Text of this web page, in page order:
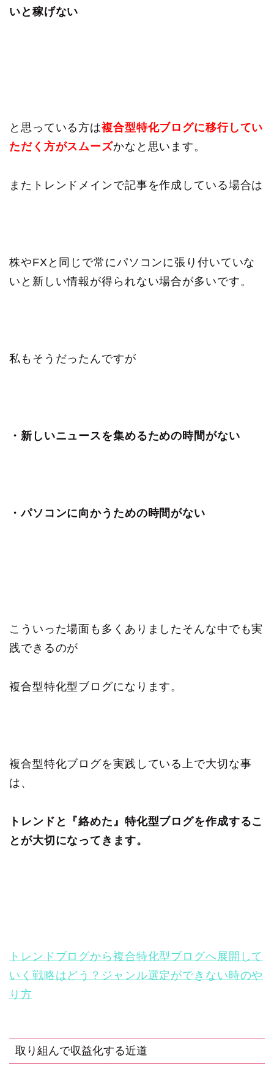
いと稼げない
と思っている方は複合型特化ブログに移行してい
ただく方がスムーズかなと思います。
またトレンドメインで記事を作成している場合は
株やFXと同じで常にパソコンに張り付いていな
いと新しい情報が得られない場合が多いです。
私もそうだったんですが
・新しいニュースを集めるための時間がない
・パソコンに向かうための時間がない
こういった場面も多くありましたそんな中でも実
践できるのが
複合型特化型ブログになります。
複合型特化ブログを実践している上で大切な事
は、
トレンドと『絡めた』特化型ブログを作成するこ
とが大切になってきます。
トレンドブログから複合特化型ブログへ展開して
いく戦略はどう？ジャンル選定ができない時のや
り方
取り組んで収益化する近道